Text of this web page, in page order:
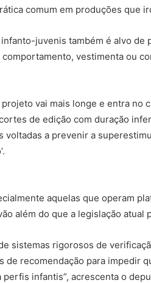
comum em produções que
juvenis também é alvo
vestimenta ou
vai mais longe e entra no
de edição com duração
voltadas a prevenir a
aquelas que operam
além do que a legislação atual
sistemas rigorosos de
recomendação para impedir
infantis”, acrescenta o